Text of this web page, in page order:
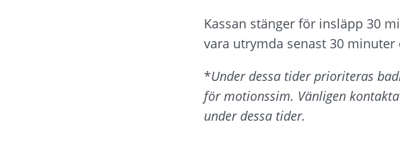
Kassan stänger för insläpp 30
vara utrymda senast 30
*Under dessa tider prioriteras
för motionssim. Vänligen
under dessa tider.